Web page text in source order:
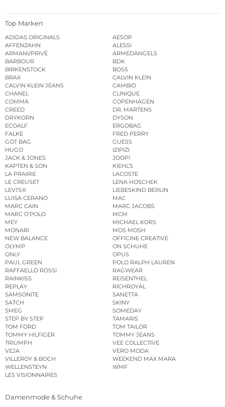
Top Marken
ADIDAS ORIGINALS
AESOP
AFFENZAHN
ALESSI
ARMANI/PRIVÉ
ARMEDANGELS
BARBOUR
BDK
BIRKENSTOCK
BOSS
BRAX
CALVIN KLEIN
CALVIN KLEIN JEANS
CAMBIO
CHANEL
CLINIQUE
COMMA
COPENHAGEN
CREED
DR. MARTENS
DRYKORN
DYSON
ECOALF
ERGOBAG
FALKE
FRED PERRY
GOT BAG
GUESS
HUGO
IZIPIZI
JACK & JONES
JOOP!
KAPTEN & SON
KIEHL’S
LA PRAIRIE
LACOSTE
LE CREUSET
LENA HOSCHEK
LEVI’S®
LIEBESKIND BERLIN
LUISA CERANO
MAC
MARC CAIN
MARC JACOBS
MARC O’POLO
MCM
MEY
MICHAEL KORS
MONARI
MOS MOSH
NEW BALANCE
OFFICINE CREATIVE
OLYMP
ON SCHUHE
ONLY
OPUS
PAUL GREEN
POLO RALPH LAUREN
RAFFAELLO ROSSI
RAGWEAR
RAINKISS
REISENTHEL
REPLAY
RICHROYAL
SAMSONITE
SANETTA
SATCH
SKINY
SMEG
SOMEDAY
STEP BY STEP
TAMARIS
TOM FORD
TOM TAILOR
TOMMY HILFIGER
TOMMY JEANS
TRIUMPH
VEE COLLECTIVE
VEJA
VERO MODA
VILLEROY & BOCH
WEEKEND MAX MARA
WELLENSTEYN
WMF
LES VISIONNAIRES
Damenmode & Schuhe